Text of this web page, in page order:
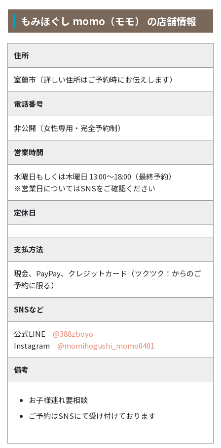
もみほぐし momo（モモ） の店舗情報
住所
室蘭市（詳しい住所はご予約時にお伝えします）
電話番号
非公開（女性専用・完全予約制）
営業時間
水曜日もしくは木曜日 13:00～18:00（最終予約）
※営業日についてはSNSをご確認ください
定休日
支払方法
現金、PayPay、クレジットカード（ツクツク！からのご
予約に限る）
SNSなど
公式LINE @388zboyo
Instagram @momihogushi_momo0401
備考
お子様連れ要相談
ご予約はSNSにて受け付けております